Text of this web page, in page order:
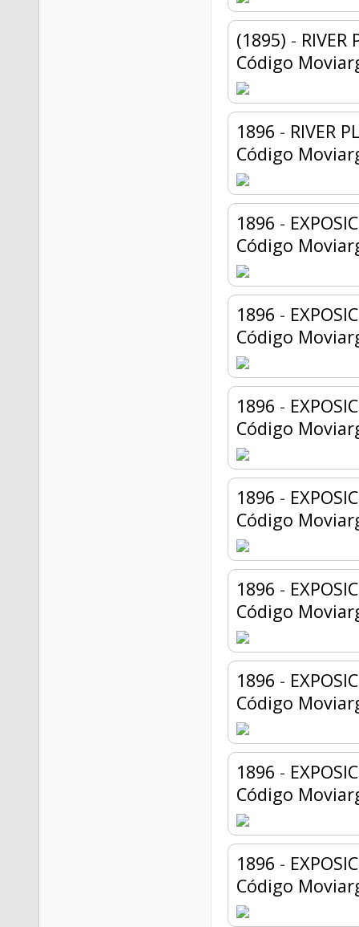
(1895) - RIVER
Código
1896 - RIVER
Código
1896 -
Código
1896 -
Código
1896 -
Código
1896 -
Código
1896 -
Código
1896 -
Código
1896 -
Código
1896 -
Código